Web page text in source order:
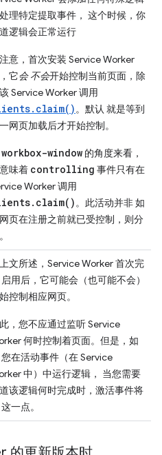
理特定提取事件， 这个时候，你
逻辑会正常运行
意，首次安装 Service Worker
它会 不会开始控制当前页面，除
Service Worker 调用
。默认 就是等到
网页加载后才开始控制。
workbox-window 的角度来看，
味着 controlling 事件只有在
Worker 调用
。此活动并非 如
页在注册之前就已受控制，则分
文所述，Service Worker 首次完
启用后，它可能会（也可能不会）
控制相应网页。
，您不应通过监听 Service
何时控制着页面。但是，如
在活动事件（在 Service
中）中运行逻辑， 当您需要
该逻辑何时完成时，激活事件将
一点。